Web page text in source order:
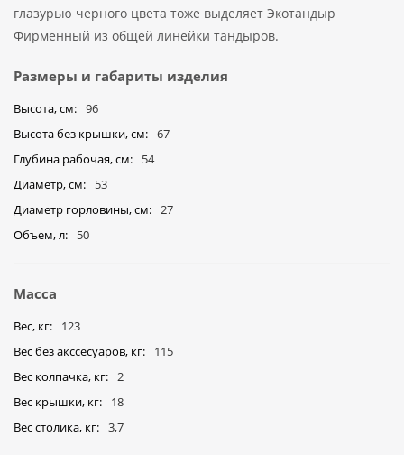
глазурью черного цвета тоже выделяет Экотандыр
Фирменный из общей линейки тандыров.
Размеры и габариты изделия
Высота, см
96
Высота без крышки, см
67
Глубина рабочая, см
54
Диаметр, см
53
Диаметр горловины, см
27
Объем, л
50
Масса
Вес, кг
123
Вес без акссесуаров, кг
115
Вес колпачка, кг
2
Вес крышки, кг
18
Вес столика, кг
3,7